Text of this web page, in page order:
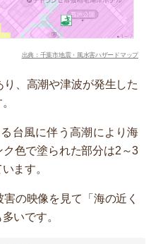
出典：千葉市地震・風水害ハザードマップ
、高潮や津波が発生した
台風に伴う高潮により海
色で塗られた部分は2～3
ます。
の映像を見て「海の近く
いです。